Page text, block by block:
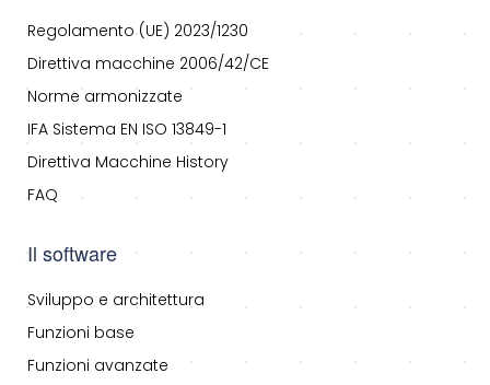
Regolamento (UE) 2023/1230
Direttiva macchine 2006/42/CE
Norme armonizzate
IFA Sistema EN ISO 13849-1
Direttiva Macchine History
FAQ
Il software
Sviluppo e architettura
Funzioni base
Funzioni avanzate